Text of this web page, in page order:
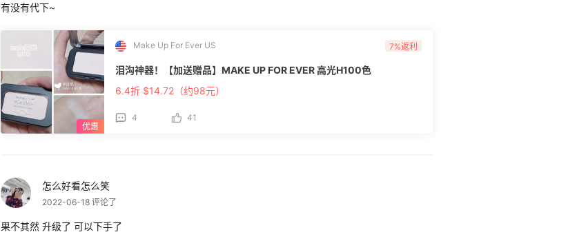
有没有代下~
Make Up For Ever US 7%返利
泪沟神器！【加送赠品】MAKE UP FOR EVER 高光H100色
6.4折 $14.72（约98元）
4 41
怎么好看怎么笑
2022-06-18 评论了
果不其然 升级了 可以下手了